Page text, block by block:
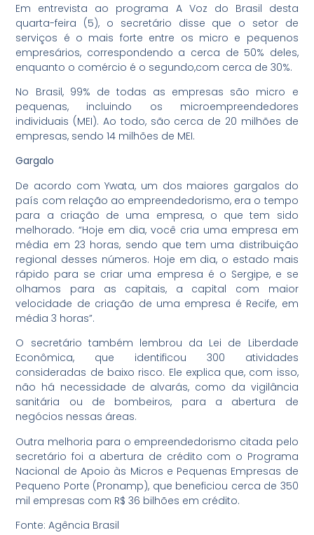
Em entrevista ao programa A Voz do Brasil desta
quarta-feira (5), o secretário disse que o setor de
serviços é o mais forte entre os micro e pequenos
empresários, correspondendo a cerca de 50% deles,
enquanto o comércio é o segundo,com cerca de 30%.
No Brasil, 99% de todas as empresas são micro e
pequenas, incluindo os microempreendedores
individuais (MEI). Ao todo, são cerca de 20 milhões de
empresas, sendo 14 milhões de MEI.
Gargalo
De acordo com Ywata, um dos maiores gargalos do
país com relação ao empreendedorismo, era o tempo
para a criação de uma empresa, o que tem sido
melhorado. “Hoje em dia, você cria uma empresa em
média em 23 horas, sendo que tem uma distribuição
regional desses números. Hoje em dia, o estado mais
rápido para se criar uma empresa é o Sergipe, e se
olhamos para as capitais, a capital com maior
velocidade de criação de uma empresa é Recife, em
média 3 horas”.
O secretário também lembrou da Lei de Liberdade
Econômica, que identificou 300 atividades
consideradas de baixo risco. Ele explica que, com isso,
não há necessidade de alvarás, como da vigilância
sanitária ou de bombeiros, para a abertura de
negócios nessas áreas.
Outra melhoria para o empreendedorismo citada pelo
secretário foi a abertura de crédito com o Programa
Nacional de Apoio às Micros e Pequenas Empresas de
Pequeno Porte (Pronamp), que beneficiou cerca de 350
mil empresas com R$ 36 bilhões em crédito.
Fonte: Agência Brasil